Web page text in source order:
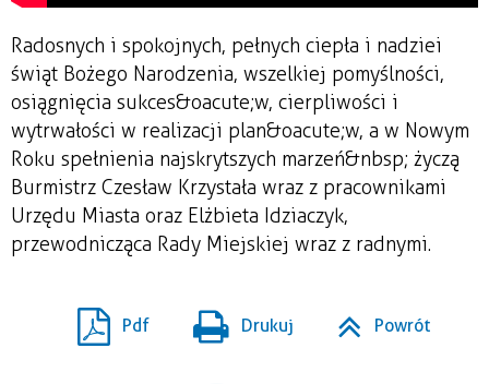
Radosnych i spokojnych, pełnych ciepła i nadziei
świąt Bożego Narodzenia, wszelkiej pomyślności,
osiągnięcia sukces&oacute;w, cierpliwości i
wytrwałości w realizacji plan&oacute;w, a w Nowym
Roku spełnienia najskrytszych marzeń&nbsp; życzą
Burmistrz Czesław Krzystała wraz z pracownikami
Urzędu Miasta oraz Elżbieta Idziaczyk,
przewodnicząca Rady Miejskiej wraz z radnymi.
Pdf Drukuj Powrót